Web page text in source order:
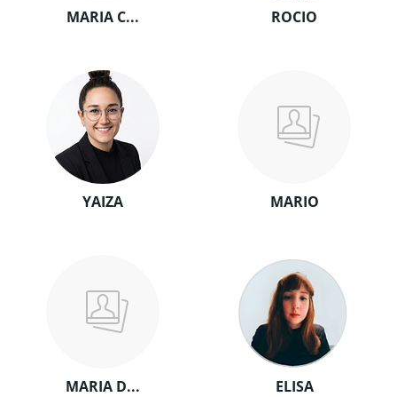
MARIA C... ROCIO
YAIZA MARIO
MARIA D... ELISA